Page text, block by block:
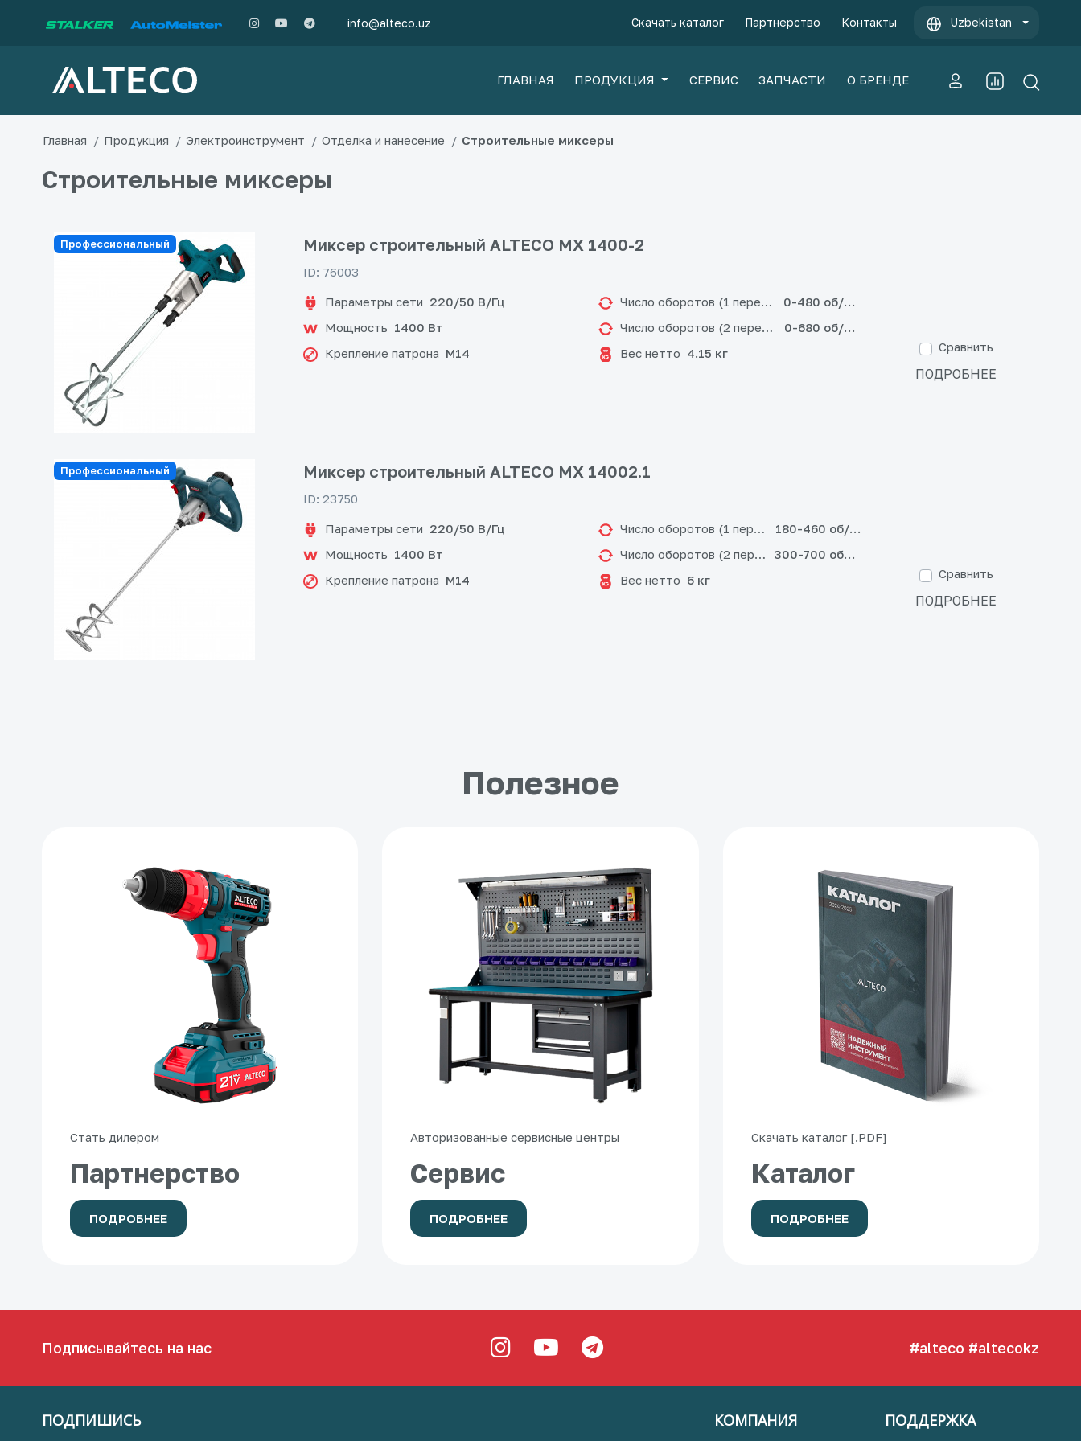
info@alteco.uz Скачать каталог Партнерство Контакты Uzbekistan
ГЛАВНАЯ ПРОДУКЦИЯ СЕРВИС ЗАПЧАСТИ О БРЕНДЕ
Главная Продукция Электроинструмент Отделка и нанесение Строительные миксеры
Строительные миксеры
Профессиональный Миксер строительный ALTECO MX 1400-2
ID: 76003
Параметры сети 220/50 В/Гц
Мощность 1400 Вт
Крепление патрона М14
Число оборотов (1 передача)0-480 об/мин
Число оборотов (2 передача)0-680 об/мин
Вес нетто 4.15 кг Сравнить
ПОДРОБНЕЕ
Профессиональный Миксер строительный ALTECO MX 14002.1
ID: 23750
Параметры сети 220/50 В/Гц
Мощность 1400 Вт
Крепление патрона М14
Число оборотов (1 передача)180-460 об/мин
Число оборотов (2 передача)300-700 об/мин
Вес нетто 6 кг Сравнить
ПОДРОБНЕЕ
Полезное
Стать дилером
Партнерство
ПОДРОБНЕЕ
Авторизованные сервисные центры
Сервис
ПОДРОБНЕЕ
Скачать каталог [.PDF]
Каталог
ПОДРОБНЕЕ
Подписывайтесь на нас #alteco #altecokz
ПОДПИШИСЬ КОМПАНИЯ ПОДДЕРЖКА